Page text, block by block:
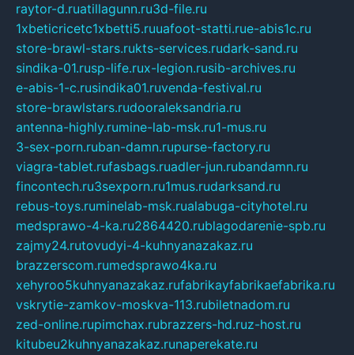
raytor-d.ruatillagunn.ru3d-file.ru
1xbeticricetc1xbetti5.ruuafoot-statti.rue-abis1c.ru
store-brawl-stars.rukts-services.rudark-sand.ru
sindika-01.rusp-life.rux-legion.rusib-archives.ru
e-abis-1-c.rusindika01.ruvenda-festival.ru
store-brawlstars.rudooraleksandria.ru
antenna-highly.rumine-lab-msk.ru1-mus.ru
3-sex-porn.ruban-damn.rupurse-factory.ru
viagra-tablet.rufasbags.ruadler-jun.rubandamn.ru
fincontech.ru3sexporn.ru1mus.rudarksand.ru
rebus-toys.ruminelab-msk.rualabuga-cityhotel.ru
medsprawo-4-ka.ru2864420.rublagodarenie-spb.ru
zajmy24.rutovudyi-4-kuhnyanazakaz.ru
brazzerscom.rumedsprawo4ka.ru
xehyroo5kuhnyanazakaz.rufabrikayfabrikaefabrika.ru
vskrytie-zamkov-moskva-113.rubiletnadom.ru
zed-online.rupimchax.rubrazzers-hd.ruz-host.ru
kitubeu2kuhnyanazakaz.runaperekate.ru